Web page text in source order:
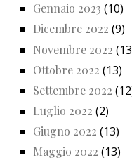
Gennaio 2023 (10)
Dicembre 2022 (9)
Novembre 2022
Ottobre 2022 (13)
Settembre 2022
Luglio 2022 (2)
Giugno 2022 (13)
Maggio 2022 (13)